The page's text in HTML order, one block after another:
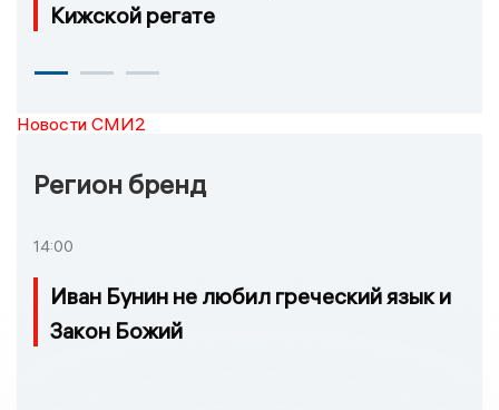
Кижской регате
Новости СМИ2
Регион бренд
14:00
Иван Бунин не любил греческий язык и
Закон Божий